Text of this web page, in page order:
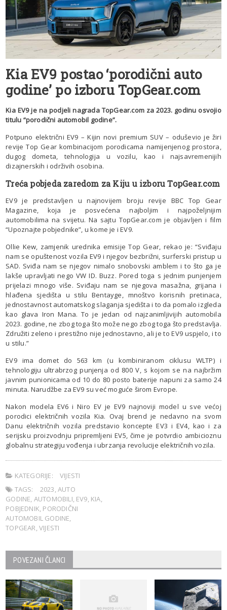
Kia EV9 postao ‘porodični auto
godine’ po izboru TopGear.com
Kia EV9 je na podjeli nagrada TopGear.com za 2023. godinu osvojio
titulu “porodični automobil godine”.
Potpuno električni EV9 – Kijin novi premium SUV – oduševio je žiri
revije Top Gear kombinacijom porodicama namijenjenog prostora,
dugog dometa, tehnologija u vozilu, kao i najsavremenijih
dizajnerskih i održivih osobina.
Treća pobjeda zaredom za Kiju u izboru TopGear.com
EV9 je predstavljen u najnovijem broju revije BBC Top Gear
Magazine, koja je posvećena najboljim i najpoželjnijim
automobilima na svijetu. Na sajtu TopGear.com je objavljen i film
“Upoznajte pobjednike”, u kome je i EV9.
Ollie Kew, zamjenik urednika emisije Top Gear, rekao je: “Sviđaju
nam se opuštenost vozila EV9 i njegov bezbrižni, surferski pristup u
SAD. Sviđa nam se njegov nimalo snobovski amblem i to što ga je
lakše upravljati nego VW ID. Buzz. Pored toga s jednim punjenjem
prijelazi mnogo više. Sviđaju nam se njegova masažna, grijana i
hlađena sjedišta u stilu Bentayge, mnoštvo korisnih pretinaca,
jednostavnost automatskog slaganja sjedišta i to da pomalo izgleda
kao glava Iron Mana. To je jedan od najzanimljivijih automobila
2023. godine, ne zbog toga što može nego zbog toga što predstavlja.
Združiti zeleno i prestižno nije jednostavno, ali je to EV9 uspjelo, i to
u stilu.”
EV9 ima domet do 563 km (u kombiniranom ciklusu WLTP) i
tehnologiju ultrabrzog punjenja od 800 V, s kojom se na najbržim
javnim punionicama od 10 do 80 posto baterije napuni za samo 24
minuta. Narudžbe za EV9 su već moguće širom Evrope.
Nakon modela EV6 i Niro EV je EV9 najnoviji model u sve većoj
porodici električnih vozila Kia. Ovaj brend je nedavno na svom
Danu električnih vozila predstavio koncepte EV3 i EV4, kao i za
serijsku proizvodnju pripremljeni EV5, čime je potvrdio ambicioznu
globalnu strategiju vođenja i ubrzanja revolucije električnih vozila.
KATEGORIJE:
VIJESTI
TAGS:
2023,AUTO
GODINE, AUTOMOBILI, EV9, KIA,
POBJEDNIK, PORODIČNI
AUTOMOBIL GODINE,
TOPGEAR,VIJESTI
POVEZANI ČLANCI